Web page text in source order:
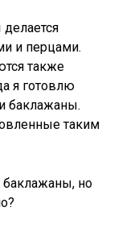
и перцами.
также
я готовлю
баклажаны.
таким
но